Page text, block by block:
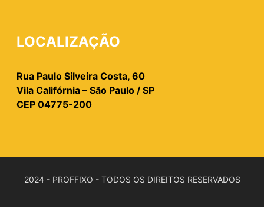
LOCALIZAÇÃO
Rua Paulo Silveira Costa, 60
Vila Califórnia – São Paulo / SP
CEP 04775-200
2024 - PROFFIXO - TODOS OS DIREITOS RESERVADOS